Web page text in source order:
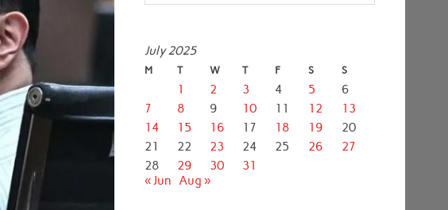
July 2025
M T W T F S S
1 2 3 4 5
6
7
8 9 10 11 12
13
14
15 16 17 18 19
20
21
22 23 24 25 26
27
28
29 30
31
« Jun Aug »